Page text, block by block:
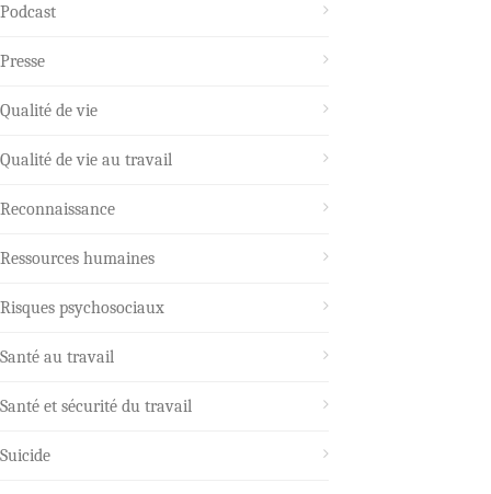
Podcast
Presse
Qualité de vie
Qualité de vie au travail
Reconnaissance
Ressources humaines
Risques psychosociaux
Santé au travail
Santé et sécurité du travail
Suicide